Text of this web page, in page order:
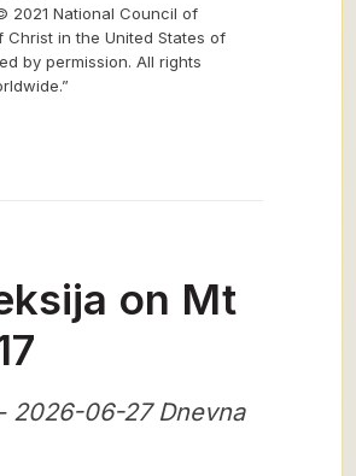
2021 National Council of
Christ in the United States of
by permission. All rights
on Mt
2026-06-27 Dnevna